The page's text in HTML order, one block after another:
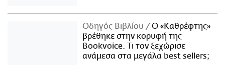
Οδηγός Βιβλίου
Ο «Καθρέφτης»
βρέθηκε στην κορυφή της
Bookvoice. Τι τον ξεχώρισε
ανάμεσα στα μεγάλα best sellers;